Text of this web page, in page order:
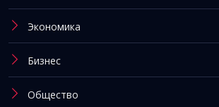
Экономика
Бизнес
Общество